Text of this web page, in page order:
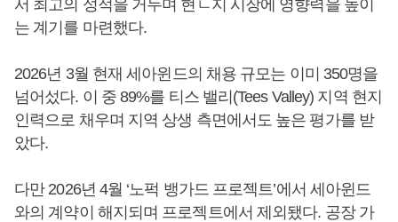
서 최고의 성적을 거두며 현ㄴ지 시장에 영향력을 높이
는 계기를 마련했다.
2026년 3월 현재 세아윈드의 채용 규모는 이미 350명을
넘어섰다. 이 중 89%를 티스 밸리(Tees Valley) 지역 현지
인력으로 채우며 지역 상생 측면에서도 높은 평가를 받
았다.
다만 2026년 4월 ‘노퍽 뱅가드 프로젝트’에서 세아윈드
와의 계약이 해지되며 프로젝트에서 제외됐다. 공장 가